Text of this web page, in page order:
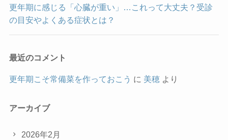
更年期に感じる「心臓が重い」…これって大丈夫？受診
の目安やよくある症状とは？
最近のコメント
更年期こそ常備菜を作っておこう に 美穂より
アーカイブ
2026年2月